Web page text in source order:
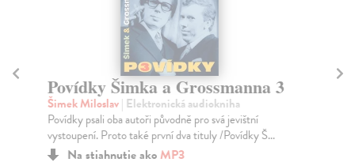
Povídky Šimka a Grossmanna 3
Šimek Miloslav| Elektronická audiokniha
Povídky psali oba autoři původně pro svá jevištní
vystoupení. Proto také první dva tituly /Povídky Š...
Na stiahnutie akoMP3